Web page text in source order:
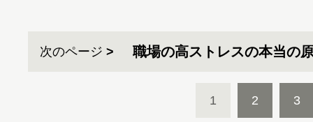
次のページ 職場の高ストレスの本当の
1 2 3